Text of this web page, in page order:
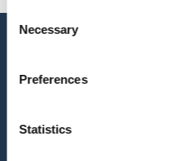
Consent
Selection
Necessary
Preferences
Statistics